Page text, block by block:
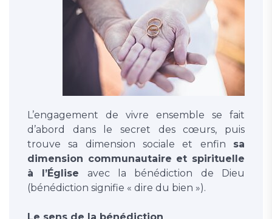
L’engagement de vivre ensemble se fait
d’abord dans le secret des cœurs, puis
trouve sa dimension sociale et enfin sa
dimension communautaire et spirituelle
à l’Église avec la bénédiction de Dieu
(bénédiction signifie « dire du bien »).